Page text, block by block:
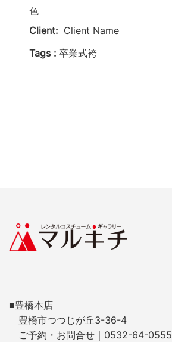
色
Client: Client Name
Tags : 卒業式袴
■豊橋本店
豊橋市つつじが丘3-36-4
ご予約・お問合せ｜0532-64-0555